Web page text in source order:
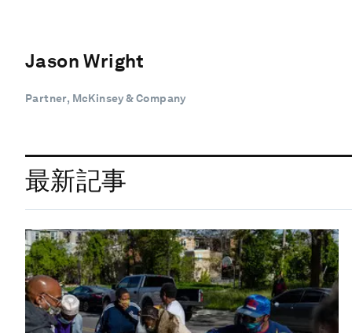
Jason Wright
Partner, McKinsey & Company
最新記事